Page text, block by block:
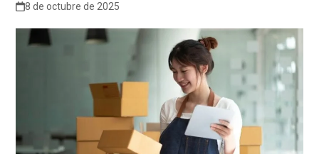
8 de octubre de 2025